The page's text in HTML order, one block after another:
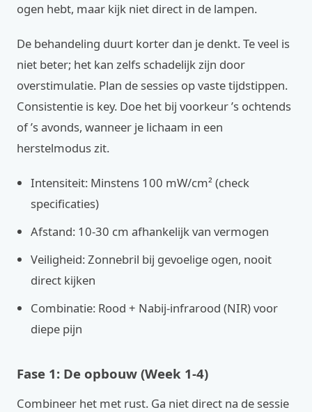
ogen hebt, maar kijk niet direct in de lampen.
De behandeling duurt korter dan je denkt. Te veel is
niet beter; het kan zelfs schadelijk zijn door
overstimulatie. Plan de sessies op vaste tijdstippen.
Consistentie is key. Doe het bij voorkeur ’s ochtends
of ’s avonds, wanneer je lichaam in een
herstelmodus zit.
Intensiteit: Minstens 100 mW/cm² (check
specificaties)
Afstand: 10-30 cm afhankelijk van vermogen
Veiligheid: Zonnebril bij gevoelige ogen, nooit
direct kijken
Combinatie: Rood + Nabij-infrarood (NIR) voor
diepe pijn
Fase 1: De opbouw (Week 1-4)
Combineer het met rust. Ga niet direct na de sessie